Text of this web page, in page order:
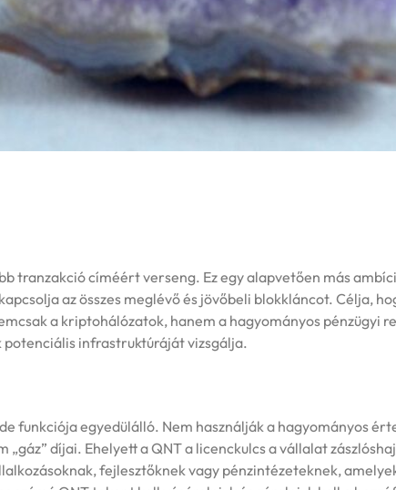
tranzakció címéért verseng. Ez egy alapvetően más
az összes meglévő és jövőbeli blokkláncot. Célja,
a kriptohálózatok, hanem a hagyományos pénzügyi
potenciális infrastruktúráját vizsgálja.
funkciója egyedülálló. Nem használják a hagyományos
díjai. Ehelyett a QNT a licenckulcs a vállalat
fejlesztőknek vagy pénzintézeteknek,